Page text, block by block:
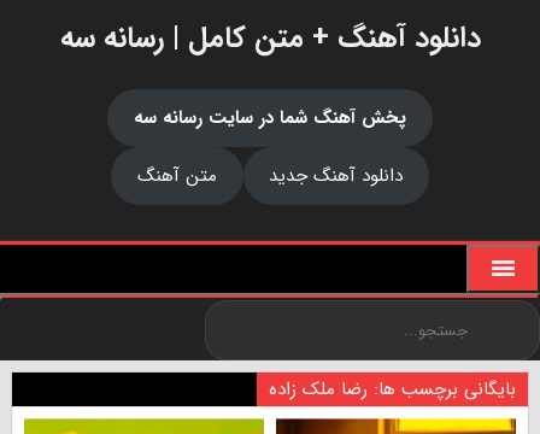
دانلود آهنگ + متن کامل | رسانه سه
پخش آهنگ شما در سایت رسانه سه
دانلود آهنگ جدید
متن آهنگ
بایگانی برچسب ها: رضا ملک زاده